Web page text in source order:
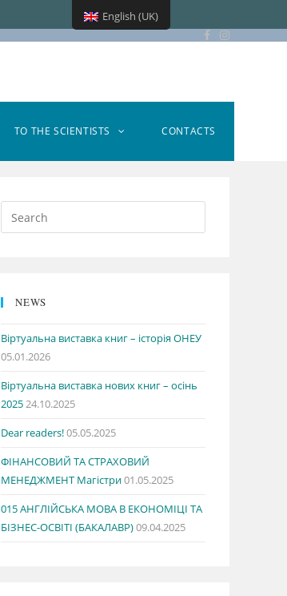
TO THE SCIENTISTS CONTACTS
NEWS
Віртуальна виставка книг – історія ОНЕУ
05.01.2026
Віртуальна виставка нових книг – осінь
202524.10.2025
Dear readers!05.05.2025
ФІНАНСОВИЙ ТА СТРАХОВИЙ
МЕНЕДЖМЕНТ Магістри01.05.2025
015 АНГЛІЙСЬКА МОВА В ЕКОНОМІЦІ ТА
БІЗНЕС-ОСВІТІ (БАКАЛАВР)09.04.2025
English (UK)